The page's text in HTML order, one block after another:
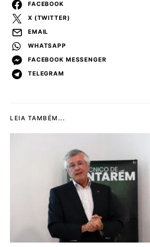
FACEBOOK
X (TWITTER)
EMAIL
WHATSAPP
FACEBOOK MESSENGER
TELEGRAM
LEIA TAMBÉM...